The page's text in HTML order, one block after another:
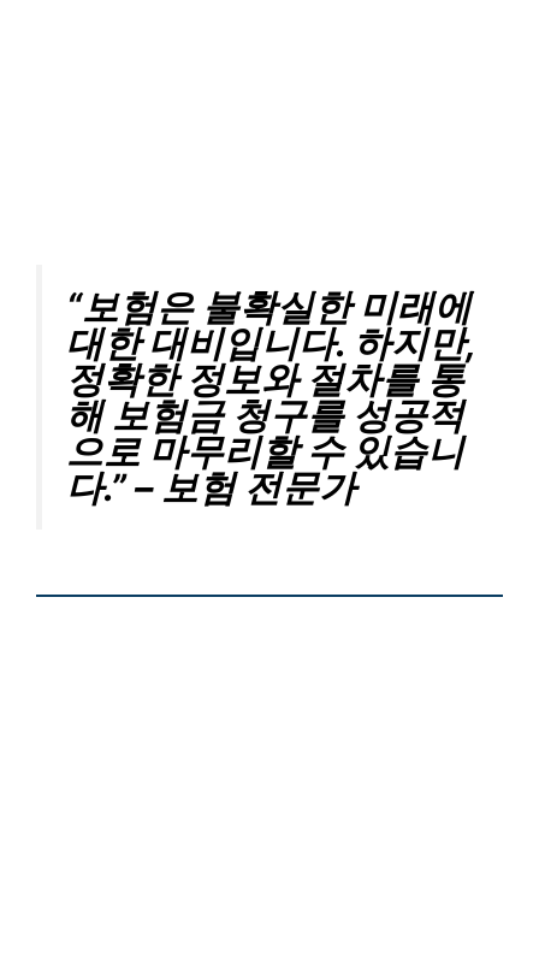
“보험은 불확실한 미래에
대한 대비입니다. 하지만,
정확한 정보와 절차를 통
해 보험금 청구를 성공적
으로 마무리할 수 있습니
다.” – 보험 전문가